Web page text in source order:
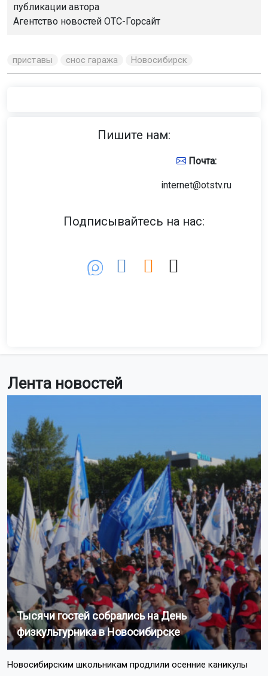
Лента новостей
Тысячи гостей собрались на День
физкультурника в Новосибирске
Новосибирским школьникам продлили осенние каникулы
публикации автора
Агентство новостей ОТС-Горсайт
приставы снос гаража Новосибирск
Пишите нам:
Почта:
internet@otstv.ru
Подписывайтесь на нас: